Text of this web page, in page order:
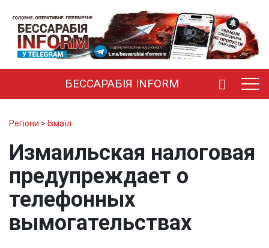
БЕССАРАБІЯ INFORM
Регіони > Ізмаїл
Измаильская налоговая
предупреждает о
телефонных
вымогательствах